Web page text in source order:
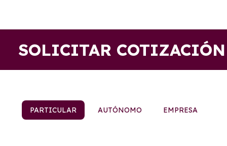
SOLICITAR COTIZACIÓN
PARTICULAR AUTÓNOMO EMPRESA